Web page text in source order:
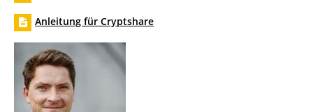
Anleitung für Cryptshare